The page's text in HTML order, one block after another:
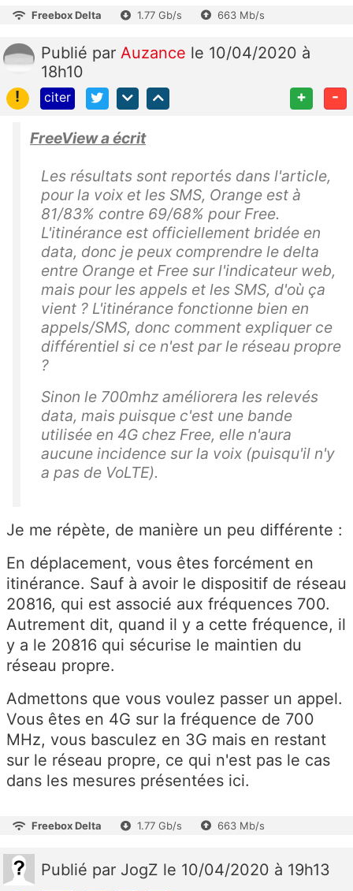
Freebox Delta 1.77 Gb/s 663 Mb/s
Publié par Auzance le 10/04/2020 à
18h10
!
citer + -
FreeView a écrit
Les résultats sont reportés dans l'article,
pour la voix et les SMS, Orange est à
81/83% contre 69/68% pour Free.
L'itinérance est officiellement bridée en
data, donc je peux comprendre le delta
entre Orange et Free sur l'indicateur web,
mais pour les appels et les SMS, d'où ça
vient ? L'itinérance fonctionne bien en
appels/SMS, donc comment expliquer ce
différentiel si ce n'est par le réseau propre
?
Sinon le 700mhz améliorera les relevés
data, mais puisque c'est une bande
utilisée en 4G chez Free, elle n'aura
aucune incidence sur la voix (puisqu'il n'y
a pas de VoLTE).
Je me répète, de manière un peu différente :
En déplacement, vous êtes forcément en
itinérance. Sauf à avoir le dispositif de réseau
20816, qui est associé aux fréquences 700.
Autrement dit, quand il y a cette fréquence, il
y a le 20816 qui sécurise le maintien du
réseau propre.
Admettons que vous voulez passer un appel.
Vous êtes en 4G sur la fréquence de 700
MHz, vous basculez en 3G mais en restant
sur le réseau propre, ce qui n'est pas le cas
dans les mesures présentées ici.
Freebox Delta 1.77 Gb/s 663 Mb/s
Publié par JogZ le 10/04/2020 à 19h13